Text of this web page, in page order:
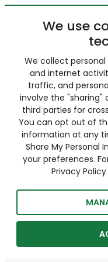
We use
We collect
and internet
traffic, and
involve the "sharing"
third parties for
You can opt out of
information at any
Share My Personal
your preferences.
Privacy